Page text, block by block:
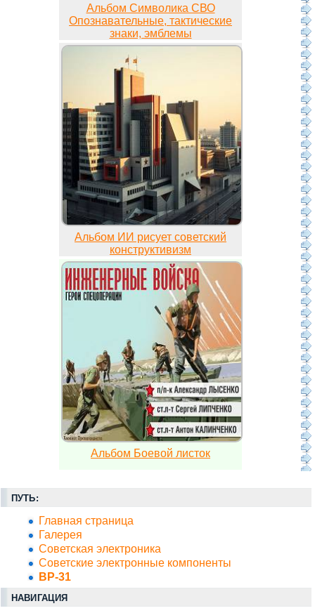
Альбом Символика СВО
Опознавательные, тактические
знаки, эмблемы
Альбом ИИ рисует советский
конструктивизм
Альбом Боевой листок
ПУТЬ:
Главная страница
Галерея
Советская электроника
Советские электронные компоненты
ВР-31
НАВИГАЦИЯ